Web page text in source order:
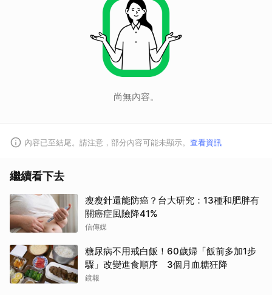
尚無內容。
內容已至結尾。請注意，部分內容可能未顯示。 查看資訊
繼續看下去
瘦瘦針還能防癌？台大研究：13種和肥胖有
關癌症風險降41%
信傳媒
糖尿病不用戒白飯！60歲婦「飯前多加1步
驟」改變進食順序 3個月血糖狂降
鏡報